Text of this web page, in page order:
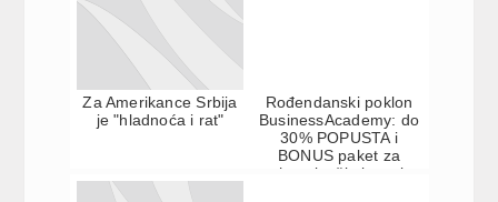
Za Amerikance Srbija
je "hladnoća i rat"
Rođendanski poklon
BusinessAcademy: do
30% POPUSTA i
BONUS paket za
vrhunsko školovanje